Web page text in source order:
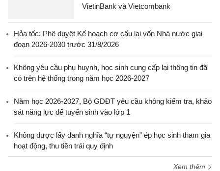
VietinBank và Vietcombank
Hỏa tốc: Phê duyệt Kế hoạch cơ cấu lại vốn Nhà nước giai
đoạn 2026-2030 trước 31/8/2026
Không yêu cầu phụ huynh, học sinh cung cấp lại thông tin đã
có trên hệ thống trong năm học 2026-2027
Năm học 2026-2027, Bộ GDĐT yêu cầu không kiểm tra, khảo
sát năng lực để tuyển sinh vào lớp 1
Không được lấy danh nghĩa “tự nguyện” ép học sinh tham gia
hoạt động, thu tiền trái quy định
Xem thêm